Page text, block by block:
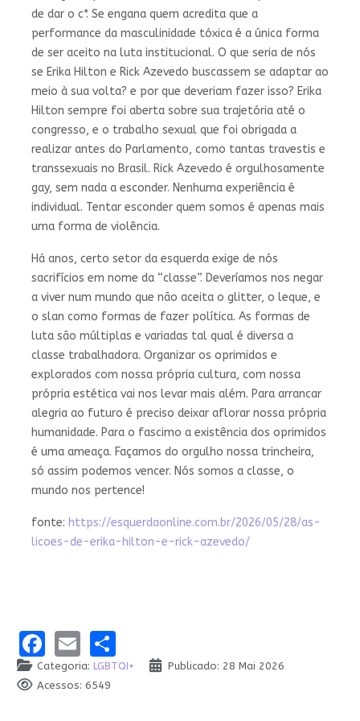
de dar o c*. Se engana quem acredita que a
performance da masculinidade tóxica é a única forma
de ser aceito na luta institucional. O que seria de nós
se Erika Hilton e Rick Azevedo buscassem se adaptar ao
meio à sua volta? e por que deveriam fazer isso? Erika
Hilton sempre foi aberta sobre sua trajetória até o
congresso, e o trabalho sexual que foi obrigada a
realizar antes do Parlamento, como tantas travestis e
transsexuais no Brasil. Rick Azevedo é orgulhosamente
gay, sem nada a esconder. Nenhuma experiência é
individual. Tentar esconder quem somos é apenas mais
uma forma de violência.
Há anos, certo setor da esquerda exige de nós
sacrifícios em nome da “classe”. Deveríamos nos negar
a viver num mundo que não aceita o glitter, o leque, e
o slan como formas de fazer política. As formas de
luta são múltiplas e variadas tal qual é diversa a
classe trabalhadora. Organizar os oprimidos e
explorados com nossa própria cultura, com nossa
própria estética vai nos levar mais além. Para arrancar
alegria ao futuro é preciso deixar aflorar nossa própria
humanidade. Para o fascimo a existência dos oprimidos
é uma ameaça. Façamos do orgulho nossa trincheira,
só assim podemos vencer. Nós somos a classe, o
mundo nos pertence!
fonte: https://esquerdaonline.com.br/2026/05/28/as-
licoes-de-erika-hilton-e-rick-azevedo/
Facebook
EmailShare
Categoria: LGBTQI+
Publicado: 28 Mai 2026
Acessos: 6549